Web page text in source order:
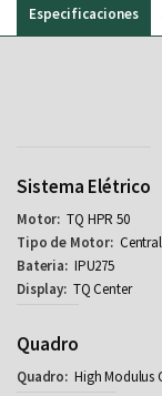
Especificaciones
Sistema Elétrico
TQ HPR 50
Central
IPU275
TQ Center
Quadro
High Modulus